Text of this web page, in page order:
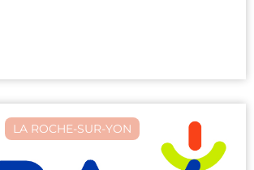
LA ROCHE-SUR-YON